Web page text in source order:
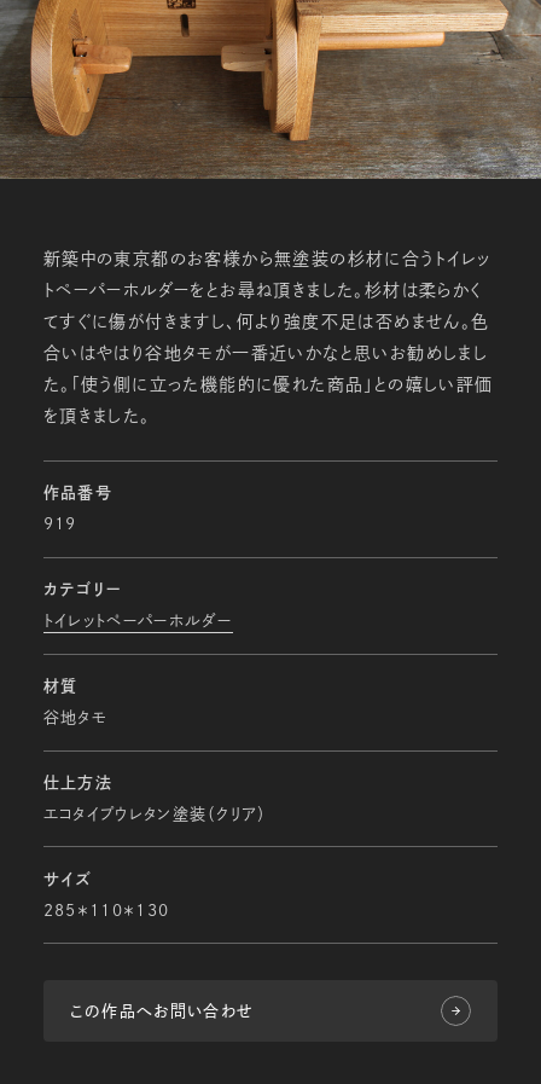
新築中の東京都のお客様から無塗装の杉材に合うトイレッ
トペーパーホルダーをとお尋ね頂きました。杉材は柔らかく
てすぐに傷が付きますし、何より強度不足は否めません。色
合いはやはり谷地タモが一番近いかなと思いお勧めしまし
た。「使う側に立った機能的に優れた商品」との嬉しい評価
を頂きました。
作品番号
919
カテゴリー
トイレットペーパーホルダー
材質
谷地タモ
仕上方法
エコタイプウレタン塗装（クリア）
サイズ
285＊110＊130
この作品へお問い合わせ